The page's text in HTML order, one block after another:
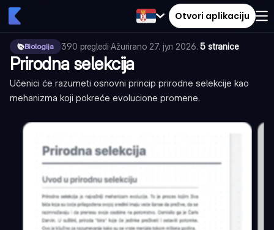
Otvori aplikaciju
Biologija 390 pregledi·Ažurirano 27. јул 2026.·5 stranice
Prirodna selekcija
Učenici će razumeti osnovni princip prirodne selekcije kao
mehanizma koji pokreće evolucione promene.